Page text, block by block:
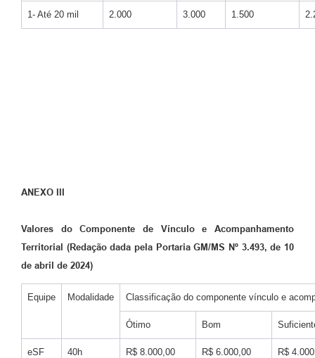
1- Até 20 mil 2.000 3.000 1.500
ANEXO III
Valores do Componente de Vínculo e Acompanhamento
Territorial (Redação dada pela Portaria GM/MS Nº 3.493, de 10
de abril de 2024)
Equipe Modalidade Classificação do componente vínculo e
Ótimo Bom
eSF 40h R$ 8.000,00 R$ 6.000,00 R$